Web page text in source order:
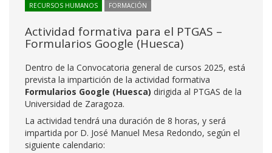
RECURSOS HUMANOS FORMACIÓN
Actividad formativa para el PTGAS –
Formularios Google (Huesca)
Dentro de la Convocatoria general de cursos 2025, está
prevista la impartición de la actividad formativa
Formularios Google (Huesca) dirigida al PTGAS de la
Universidad de Zaragoza.
La actividad tendrá una duración de 8 horas, y será
impartida por D. José Manuel Mesa Redondo, según el
siguiente calendario: